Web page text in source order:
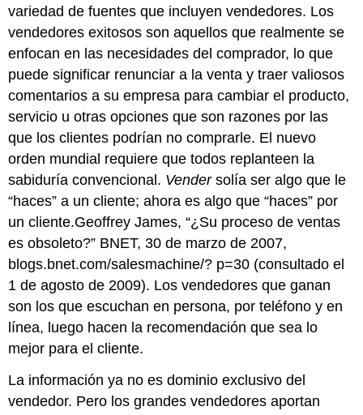
variedad de fuentes que incluyen vendedores. Los
vendedores exitosos son aquellos que realmente se
enfocan en las necesidades del comprador, lo que
puede significar renunciar a la venta y traer valiosos
comentarios a su empresa para cambiar el producto,
servicio u otras opciones que son razones por las
que los clientes podrían no comprarle. El nuevo
orden mundial requiere que todos replanteen la
sabiduría convencional. Vendersolía ser algo que le
“haces” a un cliente; ahora es algo que “haces” por
un cliente.Geoffrey James, “¿Su proceso de ventas
es obsoleto?” BNET, 30 de marzo de 2007,
blogs.bnet.com/salesmachine/? p=30 (consultado el
1 de agosto de 2009). Los vendedores que ganan
son los que escuchan en persona, por teléfono y en
línea, luego hacen la recomendación que sea lo
mejor para el cliente.
La información ya no es dominio exclusivo del
vendedor. Pero los grandes vendedores aportan